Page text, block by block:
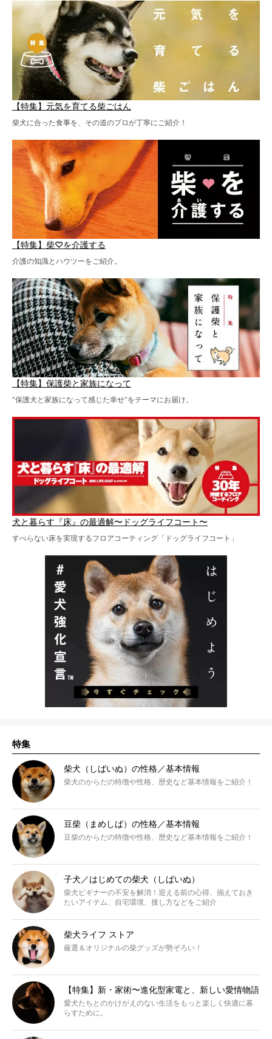
【特集】元気を育てる柴ごはん
柴犬に合った食事を、その道のプロが丁寧にご紹介！
【特集】柴♡を介護する
介護の知識とハウツーをご紹介。
【特集】保護柴と家族になって
“保護犬と家族になって感じた幸せ”をテーマにお届け。
犬と暮らす『床』の最適解〜ドッグライフコート〜
すべらない床を実現するフロアコーティング「ドッグライフコート」
特集
柴犬（しばいぬ）の性格／基本情報
柴犬のからだの特徴や性格、歴史など基本情報をご紹介！
豆柴（まめしば）の性格／基本情報
豆柴のからだの特徴や性格、歴史など基本情報をご紹介！
子犬／はじめての柴犬（しばいぬ）
柴犬ビギナーの不安を解消！迎える前の心得、揃えておき
たいアイテム、自宅環境、接し方などをご紹介
柴犬ライフ ストア
厳選＆オリジナルの柴グッズが勢ぞろい！
【特集】新・家術〜進化型家電と、新しい愛情物語
愛犬たちとのかけがえのない生活をもっと楽しく快適に暮
らすために。